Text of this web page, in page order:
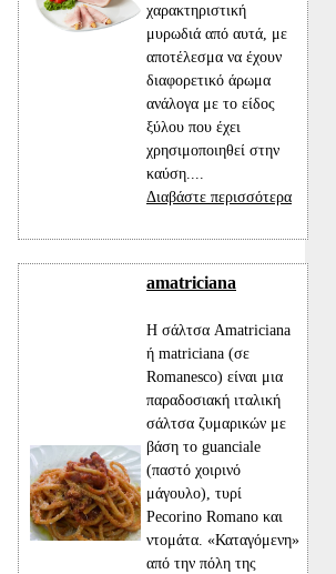
χαρακτηριστική
μυρωδιά από αυτά, με
αποτέλεσμα να έχουν
διαφορετικό άρωμα
ανάλογα με το είδος
ξύλου που έχει
χρησιμοποιηθεί στην
καύση....
Διαβάστε περισσότερα
amatriciana
Η σάλτσα Amatriciana
ή matriciana (σε
Romanesco) είναι μια
παραδοσιακή ιταλική
σάλτσα ζυμαρικών με
βάση το guanciale
(παστό χοιρινό
μάγουλο), τυρί
Pecorino Romano και
ντομάτα. «Καταγόμενη»
από την πόλη της